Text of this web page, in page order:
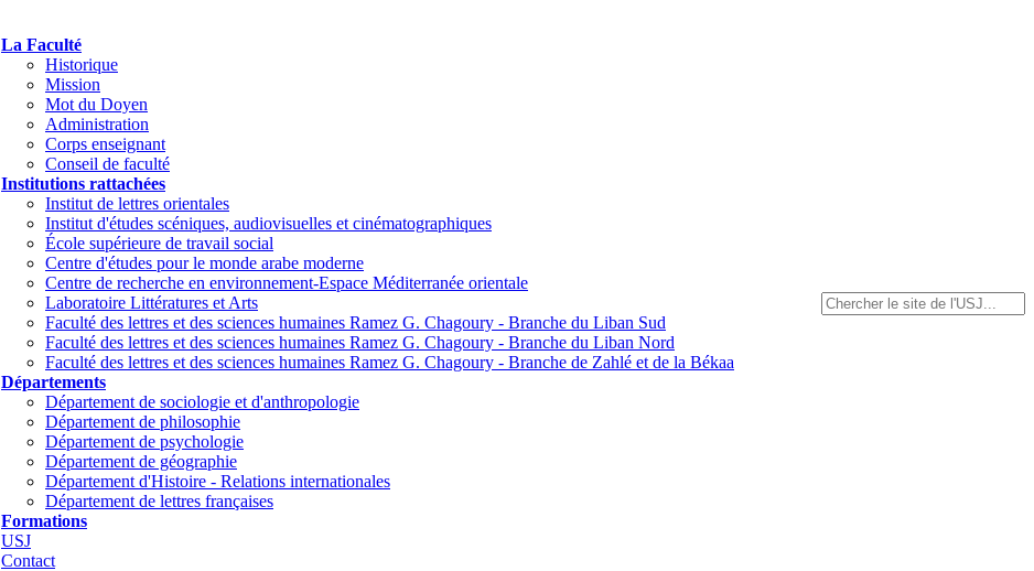
La Faculté
Historique
Mission
Mot du Doyen
Administration
Corps enseignant
Conseil de faculté
Institutions rattachées
Institut de lettres orientales
Institut d'études scéniques, audiovisuelles et cinématographiques
École supérieure de travail social
Centre d'études pour le monde arabe moderne
Centre de recherche en environnement-Espace Méditerranée orientale
Laboratoire Littératures et Arts
Faculté des lettres et des sciences humaines Ramez G. Chagoury - Branche du Liban Sud
Faculté des lettres et des sciences humaines Ramez G. Chagoury - Branche du Liban Nord
Faculté des lettres et des sciences humaines Ramez G. Chagoury - Branche de Zahlé et de la Békaa
Départements
Département de sociologie et d'anthropologie
Département de philosophie
Département de psychologie
Département de géographie
Département d'Histoire - Relations internationales
Département de lettres françaises
Formations
USJ
Contact